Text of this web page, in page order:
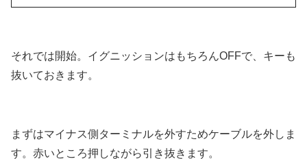
それでは開始。イグニッションはもちろんOFFで、キーも
抜いておきます。
まずはマイナス側ターミナルを外すためケーブルを外しま
す。赤いところ押しながら引き抜きます。